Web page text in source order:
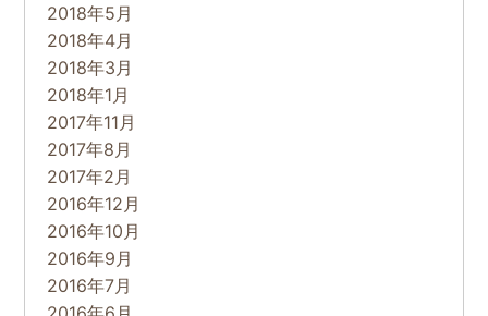
2018年5月
2018年4月
2018年3月
2018年1月
2017年11月
2017年8月
2017年2月
2016年12月
2016年10月
2016年9月
2016年7月